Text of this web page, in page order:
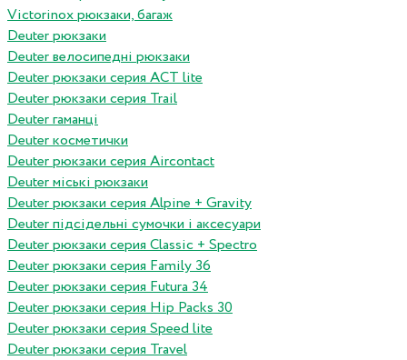
Victorinox рюкзаки, багаж
Deuter рюкзаки
Deuter велосипедні рюкзаки
Deuter рюкзаки серия ACT lite
Deuter рюкзаки серия Trail
Deuter гаманці
Deuter косметички
Deuter рюкзаки серия Aircontact
Deuter міські рюкзаки
Deuter рюкзаки серия Alpine + Gravity
Deuter підсідельні сумочки і аксесуари
Deuter рюкзаки серия Classic + Spectro
Deuter рюкзаки серия Family 36
Deuter рюкзаки серия Futura 34
Deuter рюкзаки серия Hip Packs 30
Deuter рюкзаки серия Speed lite
Deuter рюкзаки серия Travel